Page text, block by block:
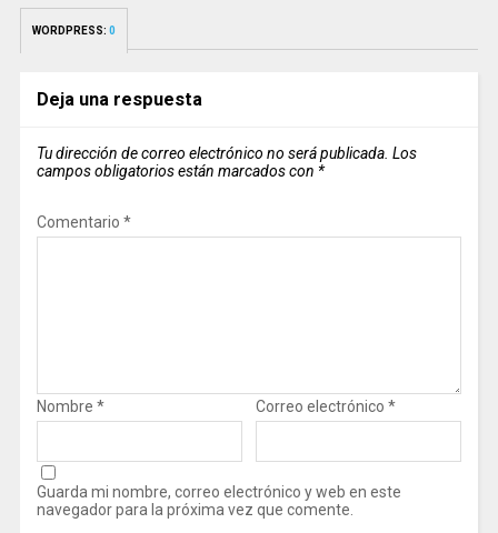
WORDPRESS: 0
Deja una respuesta
Tu dirección de correo electrónico no será publicada. Los
campos obligatorios están marcados con *
Comentario *
Nombre * Correo electrónico *
Guarda mi nombre, correo electrónico y web en este
navegador para la próxima vez que comente.